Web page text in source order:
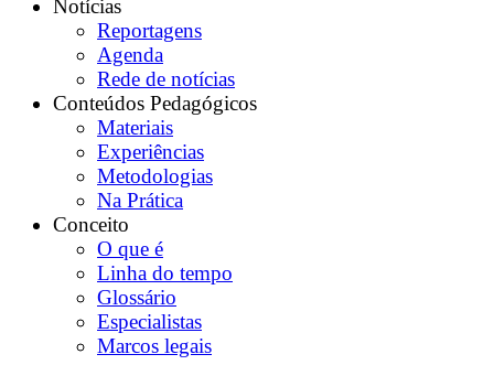
Notícias
Reportagens
Agenda
Rede de notícias
Conteúdos Pedagógicos
Materiais
Experiências
Metodologias
Na Prática
Conceito
O que é
Linha do tempo
Glossário
Especialistas
Marcos legais